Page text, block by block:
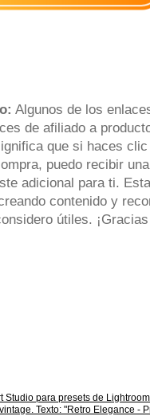
Algunos de los
de afiliado a
que si haces clic
puedo recibir
adicional para ti.
contenido y
útiles.